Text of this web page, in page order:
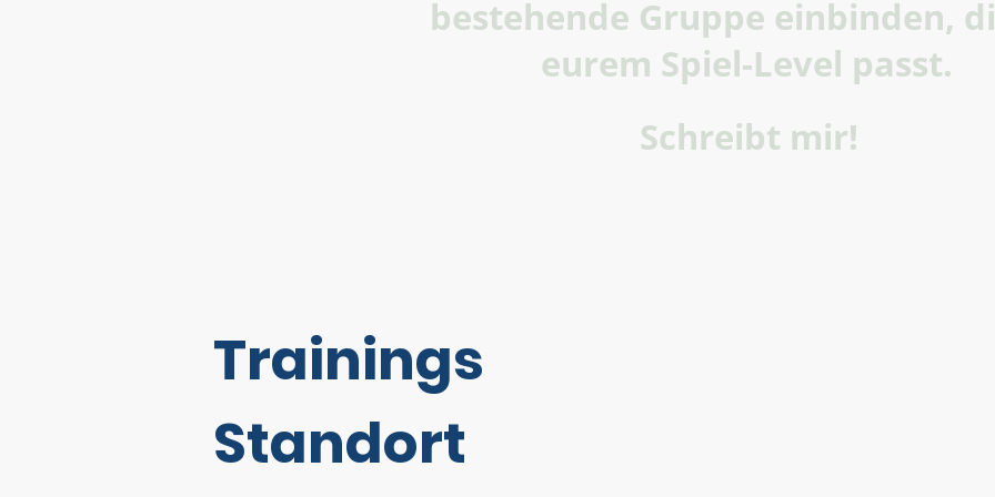
bestehende Gruppe einbinden,
eurem Spiel-Level passt.
Schreibt mir!
Trainings
Standort